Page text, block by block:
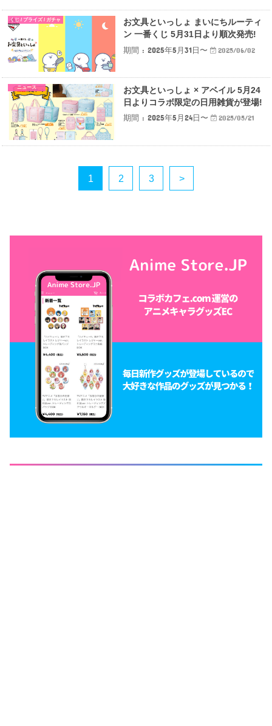
くじ / プライズ / ガチャ
お文具といっしょ まいにちルーティ
ン 一番くじ 5月31日より順次発売!
期間 : 2025年5月31日〜
2025/06/02
ニュース
お文具といっしょ × アベイル 5月24
日よりコラボ限定の日用雑貨が登場!
期間 : 2025年5月24日〜
2025/05/21
1 2 3 >